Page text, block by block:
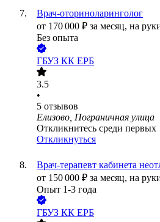
Врач-оториноларинголог
от 170 000 ₽ за месяц, на
Без опыта
ГБУЗ КК ЕРБ
3.5
•
5 отзывов
Елизово, Пограничная улица
Откликнитесь среди первых
Откликнуться
Врач-терапевт кабинета
от 150 000 ₽ за месяц, на
Опыт 1-3 года
ГБУЗ КК ЕРБ